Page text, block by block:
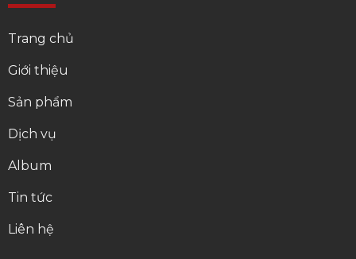
Trang chủ
Giới thiệu
Sản phẩm
Dịch vụ
Album
Tin tức
Liên hệ